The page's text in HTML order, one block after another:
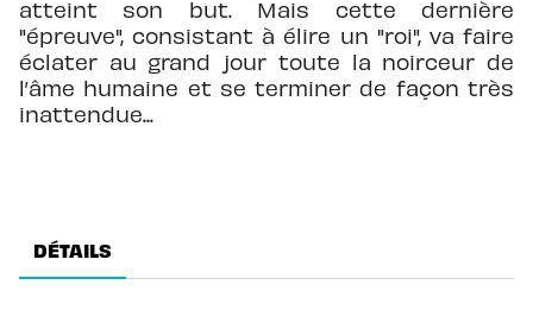
atteint son but. Mais cette dernière
"épreuve", consistant à élire un "roi", va faire
éclater au grand jour toute la noirceur de
l’âme humaine et se terminer de façon très
inattendue...
DÉTAILS